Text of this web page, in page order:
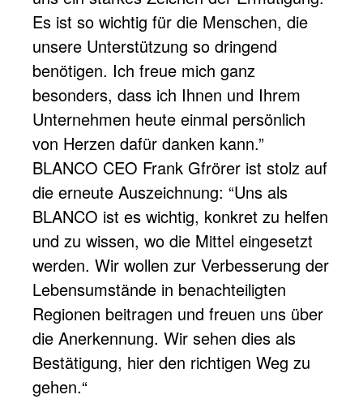
Es ist so wichtig für die Menschen, die
unsere Unterstützung so dringend
benötigen. Ich freue mich ganz
besonders, dass ich Ihnen und Ihrem
Unternehmen heute einmal persönlich
von Herzen dafür danken kann.”
BLANCO CEO Frank Gfrörer ist stolz auf
die erneute Auszeichnung: “Uns als
BLANCO ist es wichtig, konkret zu helfen
und zu wissen, wo die Mittel eingesetzt
werden. Wir wollen zur Verbesserung der
Lebensumstände in benachteiligten
Regionen beitragen und freuen uns über
die Anerkennung. Wir sehen dies als
Bestätigung, hier den richtigen Weg zu
gehen.“